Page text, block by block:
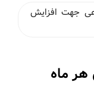
جهت افزایش
ماه